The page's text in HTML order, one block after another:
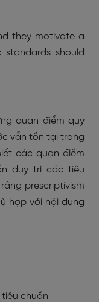
they motivate a
should
quan điểm quy
vẫn tồn tại trong
các quan điểm
duy trì các tiêu
prescriptivism
hợp với nội dung
chuẩn